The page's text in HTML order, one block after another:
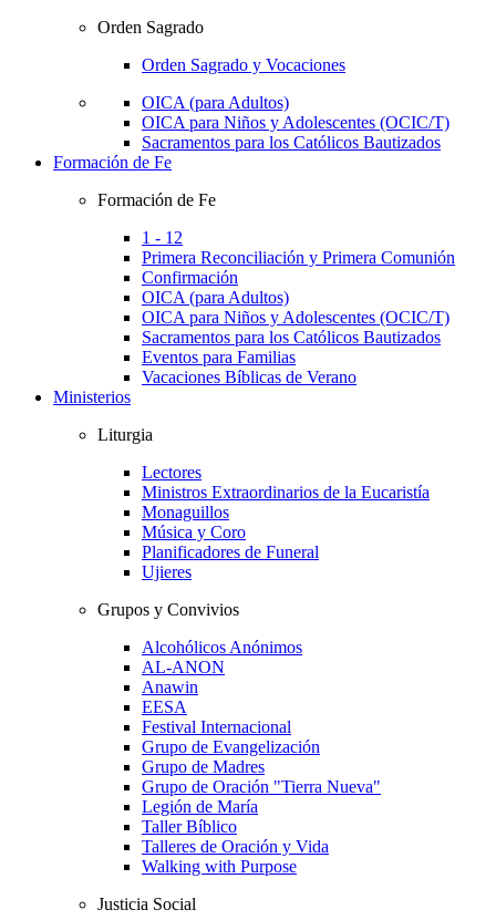
Orden Sagrado
Orden Sagrado y Vocaciones
OICA (para Adultos)
OICA para Niños y Adolescentes (OCIC/T)
Sacramentos para los Católicos Bautizados
Formación de Fe
Formación de Fe
1 - 12
Primera Reconciliación y Primera Comunión
Confirmación
OICA (para Adultos)
OICA para Niños y Adolescentes (OCIC/T)
Sacramentos para los Católicos Bautizados
Eventos para Familias
Vacaciones Bíblicas de Verano
Ministerios
Liturgia
Lectores
Ministros Extraordinarios de la Eucaristía
Monaguillos
Música y Coro
Planificadores de Funeral
Ujieres
Grupos y Convivios
Alcohólicos Anónimos
AL-ANON
Anawin
EESA
Festival Internacional
Grupo de Evangelización
Grupo de Madres
Grupo de Oración "Tierra Nueva"
Legión de María
Taller Bíblico
Talleres de Oración y Vida
Walking with Purpose
Justicia Social